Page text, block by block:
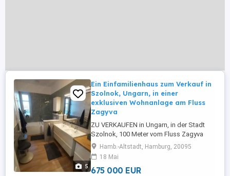
5
Ein Einfamilienhaus zum Verkauf in
Szolnok, Ungarn, in einer
exklusiven Wohnanlage am Fluss
Zagyva
ZU VERKAUFEN in Ungarn, in der Stadt
Szolnok, 100 Meter vom Fluss Zagyva
entfernt: Ein im Jahr 2020 erbautes,
hochwertiges, eingeschossiges
Wohnhaus mit 220 m Wohnfläche (170 m
Wohnbereich + 50 m Doppelgarage) auf
Hamb.-Altstadt, Hamburg, 20095
18 Mai
675 000 EUR